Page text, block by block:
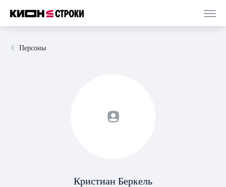
Персоны
Кристиан Беркель